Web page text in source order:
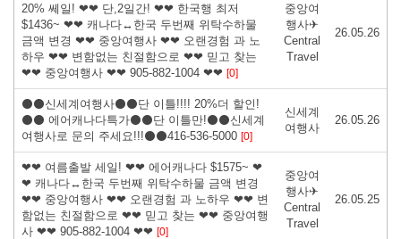
20% 쎄일! ❤❤ 단,2일간! ❤❤ 한국행 최저
$1436~ ❤❤ 캐나다↔한국 두번째 위탁수하물
금액 변경 ❤❤ 중앙여행사 ❤❤ 오랜경험 과 노
하우 ❤❤ 변함없는 친절함으로 ❤❤ 믿고 찾는
❤❤ 중앙여행사 ❤❤ 905-882-1004 ❤❤ [0]
중앙여
행사✈
Central
Travel
26.05.26
⚫⚫신세계여행사⚫⚫단 이틀!!!! 20%더 할인!
⚫⚫ 에어캐나다특가⚫⚫단 이틀만!⚫⚫신세계
여행사로 문의 주세요!!!⚫⚫416-536-5000 [0]
신세계
여행사
26.05.26
❤❤ 여름출발 세일! ❤❤ 에어캐나다 $1575~ ❤
❤ 캐나다↔한국 두번째 위탁수하물 금액 변경
❤❤ 중앙여행사 ❤❤ 오랜경험 과 노하우 ❤❤ 변
함없는 친절함으로 ❤❤ 믿고 찾는 ❤❤ 중앙여행
사 ❤❤ 905-882-1004 ❤❤ [0]
중앙여
행사✈
Central
Travel
26.05.25